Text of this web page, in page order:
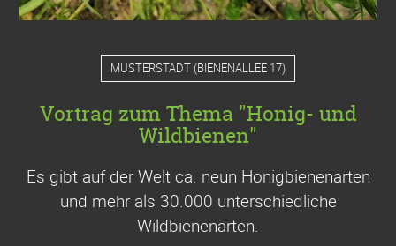
MUSTERSTADT (BIENENALLEE 17)
Vortrag zum Thema "Honig- und
Wildbienen"
Es gibt auf der Welt ca. neun Honigbienenarten
und mehr als 30.000 unterschiedliche
Wildbienenarten.